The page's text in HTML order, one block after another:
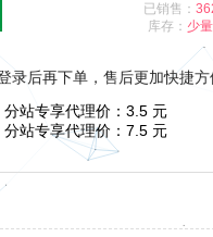
已销售：
库存： 少
再下单，售后更加快捷方便
分站专享代理价： 3.5 元
分站专享代理价： 7.5 元